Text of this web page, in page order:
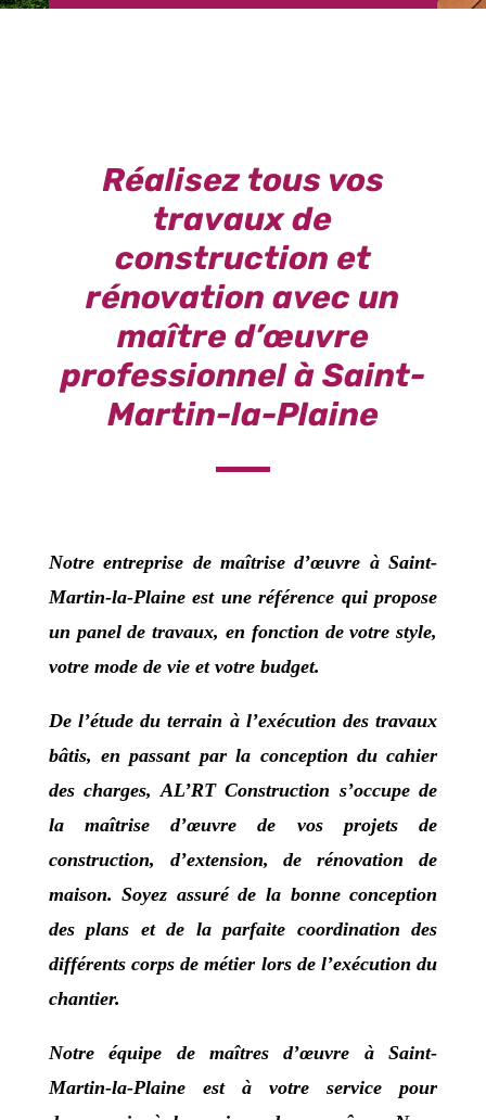
Réalisez tous vos
travaux de
construction et
rénovation avec un
maître d’œuvre
professionnel à Saint-
Martin-la-Plaine
Notreentreprise de maîtrise d’œuvre àSaint-
Martin-la-Plaineest une référence qui propose
un panel de travaux, en fonction de votre style,
votre mode de vie et votre budget.
De l’étude du terrain à l’exécution des travaux
bâtis, en passant par la conception du cahier
des charges, AL’RT Construction s’occupe de
la maîtrise d’œuvre de vos projets de
construction, d’extension, de rénovation de
maison. Soyez assuré de la bonne conception
des plans et de la parfaite coordination des
différents corps de métier lors de l’exécution du
chantier.
Notre équipe de maîtres d’œuvre à Saint-
Martin-la-Plaineest à votre service pour